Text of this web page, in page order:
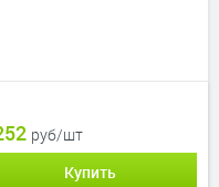
руб/шт
Купить